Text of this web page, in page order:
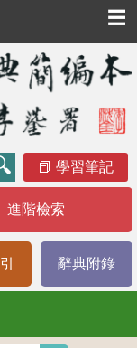
☰
學習筆記
進階檢索
辭典附錄